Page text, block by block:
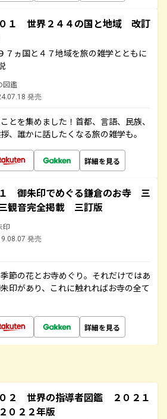
１ 世界２４４の国と地域 改訂
７ヵ国と４７地域を旅の雑学とともに
図鑑
発売
とを集めました！首都、言語、民族、
、誰かに話したくなる旅の雑学も。
詳細を見る
御朱印でめぐる鎌倉のお寺 三
観音完全掲載 三訂版
印
発売
節の花とお寺めぐり。それだけではあ
印があり、これに触れればお寺の全て
詳細を見る
２ 世界の指導者図鑑 ２０２１
０２２年版